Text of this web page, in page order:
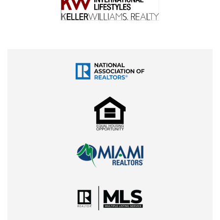
asesorando a clientes latinoamericanos e inversionistas
rentabilidad sostenible y segura este 2026, no dudes en
ponerte en contacto con Mariana para recibir
orientación profesional adaptada a tus necesidades